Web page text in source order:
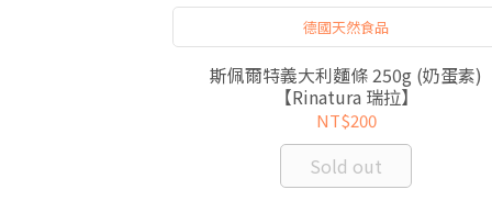
德國天然食品
斯佩爾特義大利麵條 250g (奶蛋素)
【Rinatura 瑞拉】
NT$200
Sold out